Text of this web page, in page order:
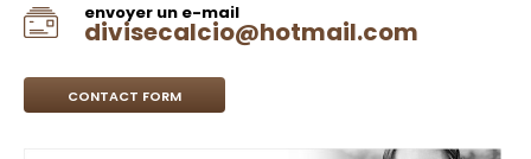
envoyer un e-mail
divisecalcio@hotmail.com
CONTACT FORM